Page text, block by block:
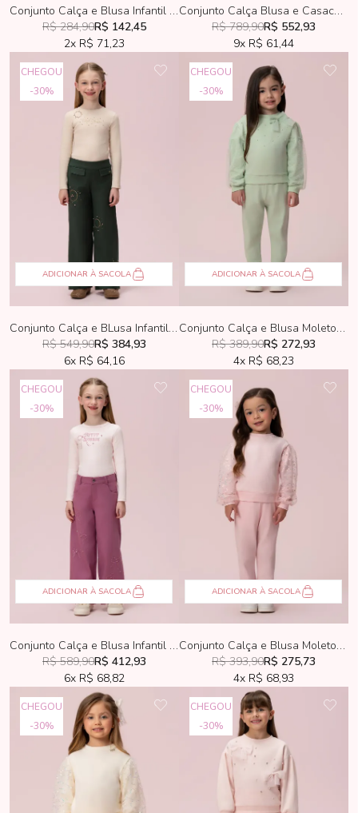
Conjunto Calça e Blusa Infantil Mon Sucré Plush Marrom
R$ 284,90R$ 142,45
2x R$ 71,23
Conjunto Calça Blusa e Casaco Infantil Petit Cherie Off-White e Rose
R$ 789,90R$ 552,93
9x R$ 61,44
30%
CHEGOU
ADICIONAR À SACOLA
Conjunto Calça e BLusa Infantil Petit Cherie Verde e Bege
R$ 549,90R$ 384,93
6x R$ 64,16
30%
CHEGOU
ADICIONAR À SACOLA
Conjunto Calça e Blusa Moletom Infantil Petit Cherie Verde
R$ 389,90R$ 272,93
4x R$ 68,23
30%
CHEGOU
ADICIONAR À SACOLA
Conjunto Calça e Blusa Infantil Petit Cherie Rose
R$ 589,90R$ 412,93
6x R$ 68,82
30%
CHEGOU
ADICIONAR À SACOLA
Conjunto Calça e Blusa Moletom Infantil Petit Cherie Rosa
R$ 393,90R$ 275,73
4x R$ 68,93
30%
CHEGOU
30%
CHEGOU